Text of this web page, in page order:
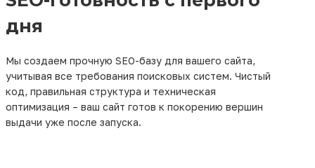
дня
Мы создаем прочную SEO-базу для вашего сайта,
учитывая все требования поисковых систем. Чистый
код, правильная структура и техническая
оптимизация – ваш сайт готов к покорению вершин
выдачи уже после запуска.